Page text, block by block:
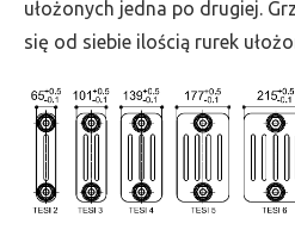
1260,
3877
ułożonych jedna po drugiej.
się od siebie ilością rurek